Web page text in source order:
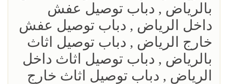
بالرياض , دباب توصيل عفش
داخل الرياض , دباب توصيل عفش
خارج الرياض , دباب توصيل اثاث
بالرياض , دباب توصيل اثاث داخل
الرياض , دباب توصيل اثاث خارج